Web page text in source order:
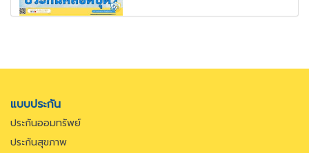
แบบประกัน
ประกันออมทรัพย์
ประกันสุขภาพ